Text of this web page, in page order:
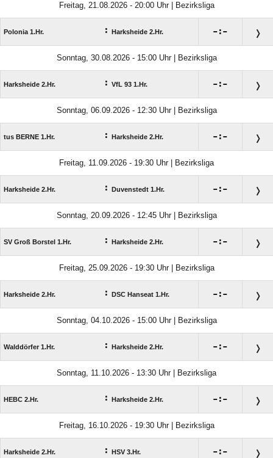
Freitag, 21.08.2026 - 20:00 Uhr | Bezirksliga
Polonia 1.Hr. : Harksheide 2.Hr. :
Sonntag, 30.08.2026 - 15:00 Uhr | Bezirksliga
Harksheide 2.Hr. : VfL 93 1.Hr. :
Sonntag, 06.09.2026 - 12:30 Uhr | Bezirksliga
tus BERNE 1.Hr. : Harksheide 2.Hr. :
Freitag, 11.09.2026 - 19:30 Uhr | Bezirksliga
Harksheide 2.Hr. : Duvenstedt 1.Hr. :
Sonntag, 20.09.2026 - 12:45 Uhr | Bezirksliga
SV Groß Borstel 1.Hr. : Harksheide 2.Hr. :
Freitag, 25.09.2026 - 19:30 Uhr | Bezirksliga
Harksheide 2.Hr. : DSC Hanseat 1.Hr. :
Sonntag, 04.10.2026 - 15:00 Uhr | Bezirksliga
Walddörfer 1.Hr. : Harksheide 2.Hr. :
Sonntag, 11.10.2026 - 13:30 Uhr | Bezirksliga
HEBC 2.Hr. : Harksheide 2.Hr. :
Freitag, 16.10.2026 - 19:30 Uhr | Bezirksliga
Harksheide 2.Hr. : HSV 3.Hr. :